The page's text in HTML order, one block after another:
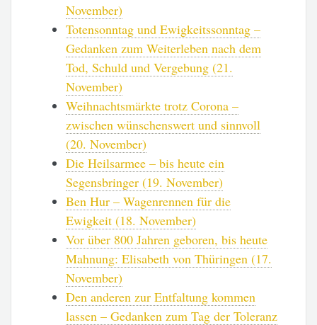
November)
Totensonntag und Ewigkeitssonntag –
Gedanken zum Weiterleben nach dem
Tod, Schuld und Vergebung (21.
November)
Weihnachtsmärkte trotz Corona –
zwischen wünschenswert und sinnvoll
(20. November)
Die Heilsarmee – bis heute ein
Segensbringer (19. November)
Ben Hur – Wagenrennen für die
Ewigkeit (18. November)
Vor über 800 Jahren geboren, bis heute
Mahnung: Elisabeth von Thüringen (17.
November)
Den anderen zur Entfaltung kommen
lassen – Gedanken zum Tag der Toleranz